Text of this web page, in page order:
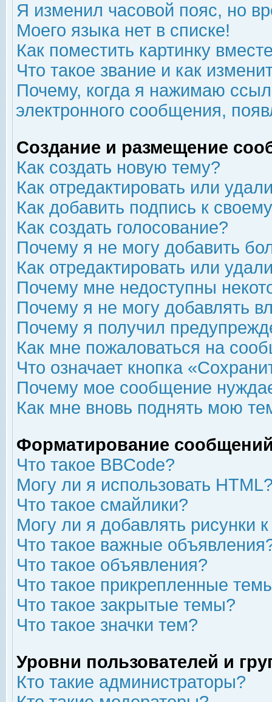
Я изменил часовой пояс, но
Моего языка нет в списке!
Как поместить картинку
Что такое звание и как
Почему, когда я нажимаю
электронного сообщения,
Создание и размещение
Как создать новую тему?
Как отредактировать или
Как добавить подпись к
Как создать голосование?
Почему я не могу добавить
Как отредактировать или
Почему мне недоступны
Почему я не могу добавлять
Почему я получил
Как мне пожаловаться на
Что означает кнопка
Почему мое сообщение
Как мне вновь поднять мою
Форматирование
Что такое BBCode?
Могу ли я использовать
Что такое смайлики?
Могу ли я добавлять рисунки
Что такое важные
Что такое объявления?
Что такое прикрепленные
Что такое закрытые темы?
Что такое значки тем?
Уровни пользователей и
Кто такие администраторы?